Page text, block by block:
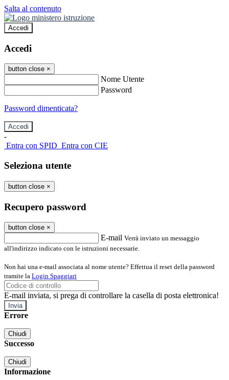
Salta al contenuto
Accedi
Accedi
button close ×
Nome Utente
Password
Password dimenticata?
-
Entra con SPID Entra con CIE
Seleziona utente
button close ×
Recupero password
button close ×
E-mail Verrà inviato un messaggio
all'indirizzo indicato con le istruzioni necessarie.
Non hai una e-mail associata al nome utente? Effettua il reset della password
tramite la Login Spaggiari
E-mail inviata, si prega di controllare la casella di posta elettronica!
Errore
Chiudi
Successo
Chiudi
Informazione